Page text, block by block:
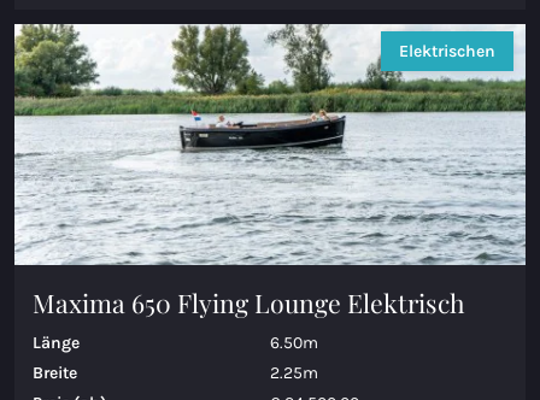
Maxima 650 Flying Lounge Elektrisch
Länge
6.50m
Breite
2.25m
Elektrischen